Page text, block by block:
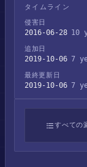
タイムライン
侵害日
2016-06-28 10
追加日
2019-10-06 7
最終更新日
2019-10-06 7
すべての